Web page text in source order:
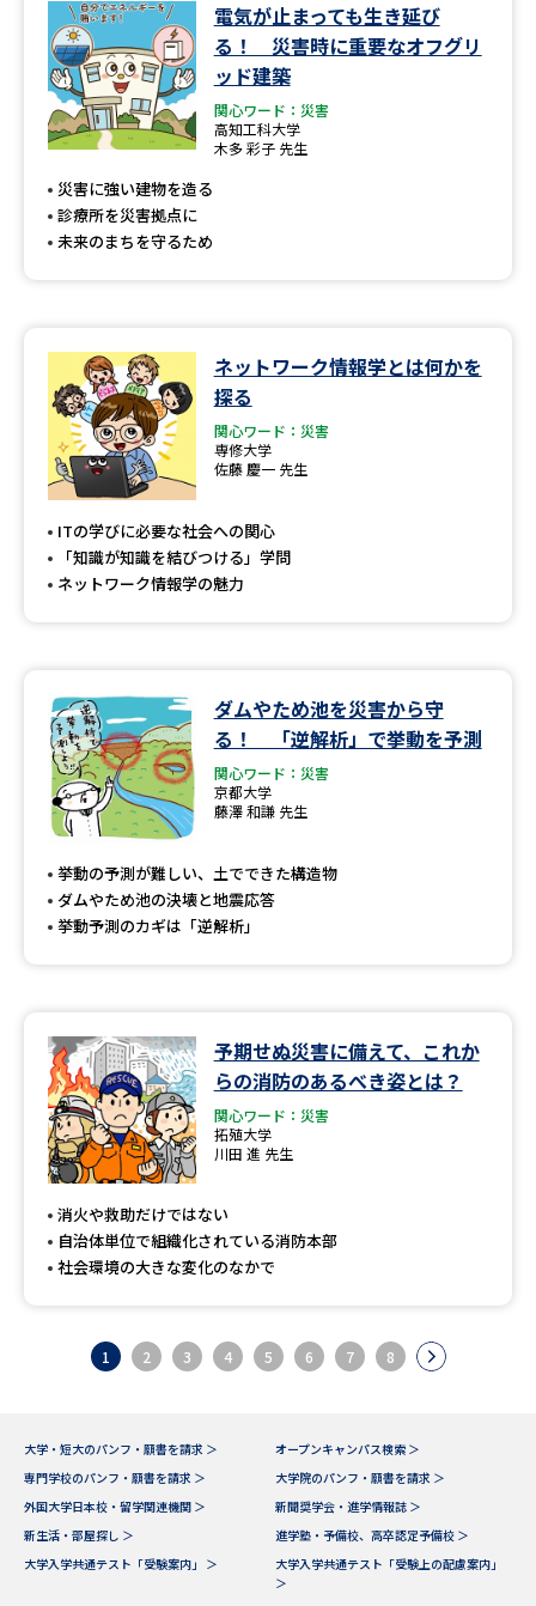
電気が止まっても生き延び
る！ 災害時に重要なオフグリ
ッド建築
関心ワード：災害
高知工科大学
木多 彩子 先生
災害に強い建物を造る
診療所を災害拠点に
未来のまちを守るため
ネットワーク情報学とは何かを
探る
関心ワード：災害
専修大学
佐藤 慶一 先生
ITの学びに必要な社会への関心
「知識が知識を結びつける」学問
ネットワーク情報学の魅力
ダムやため池を災害から守
る！ 「逆解析」で挙動を予測
関心ワード：災害
京都大学
藤澤 和謙 先生
挙動の予測が難しい、土でできた構造物
ダムやため池の決壊と地震応答
挙動予測のカギは「逆解析」
予期せぬ災害に備えて、これか
らの消防のあるべき姿とは？
関心ワード：災害
拓殖大学
川田 進 先生
消火や救助だけではない
自治体単位で組織化されている消防本部
社会環境の大きな変化のなかで
1 2 3 4 5 6 7 8
大学・短大のパンフ・願書を請求 ＞
オープンキャンパス検索 ＞
専門学校のパンフ・願書を請求 ＞
大学院のパンフ・願書を請求 ＞
外国大学日本校・留学関連機関 ＞
新聞奨学会・進学情報誌 ＞
新生活・部屋探し ＞
進学塾・予備校、高卒認定予備校 ＞
大学入学共通テスト「受験案内」 ＞
大学入学共通テスト「受験上の配慮案内」
＞